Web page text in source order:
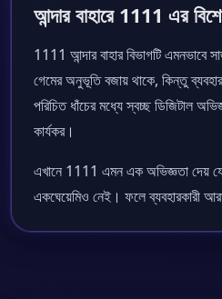
আন্দার বাহারে 1111 এর
1111 আন্দার বাহার বিভাগটি এমনভাবে
গেমের অনুভূতি বজায় থাকে, কিন্তু
পরিচিত ধাঁচের মধ্যে স্বচ্ছ ডিজিটাল
কার্যকর।
এখানে 1111 এমন এক অভিজ্ঞতা দেয়
একঘেয়েমিও নেই। ফলে ব্যবহারকারী